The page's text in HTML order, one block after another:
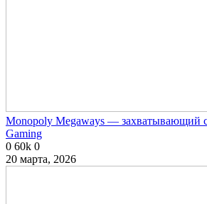
Monopoly Megaways — захватывающий
Gaming
0 60k 0
20 марта, 2026